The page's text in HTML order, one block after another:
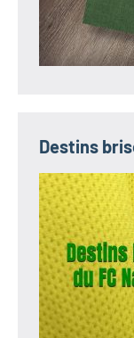
Destins